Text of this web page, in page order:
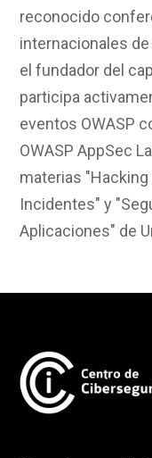
reconocido
internacionales
el fundador del
participa
eventos OWASP
OWASP AppSec
materias
Incidentes" y
Aplicaciones" de